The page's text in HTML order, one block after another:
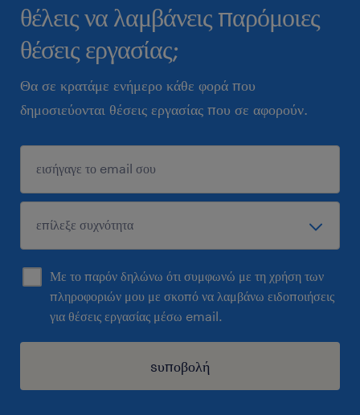
θέλεις να λαμβάνεις παρόμοιες
θέσεις εργασίας;
Θα σε κρατάμε ενήμερο κάθε φορά που
δημοσιεύονται θέσεις εργασίας που σε αφορούν.
Με το παρόν δηλώνω ότι συμφωνώ με τη χρήση των
πληροφοριών μου με σκοπό να λαμβάνω ειδοποιήσεις
για θέσεις εργασίας μέσω email.
sυποβολή